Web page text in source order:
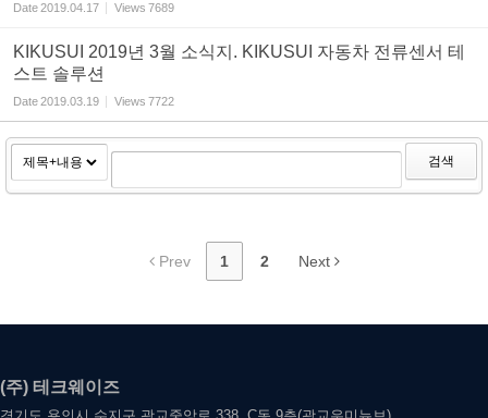
Date2019.04.17 Views 7689
KIKUSUI 2019년 3월 소식지. KIKUSUI 자동차 전류센서 테
스트 솔루션
Date2019.03.19 Views 7722
검색
Prev 1 2 Next
(주) 테크웨이즈